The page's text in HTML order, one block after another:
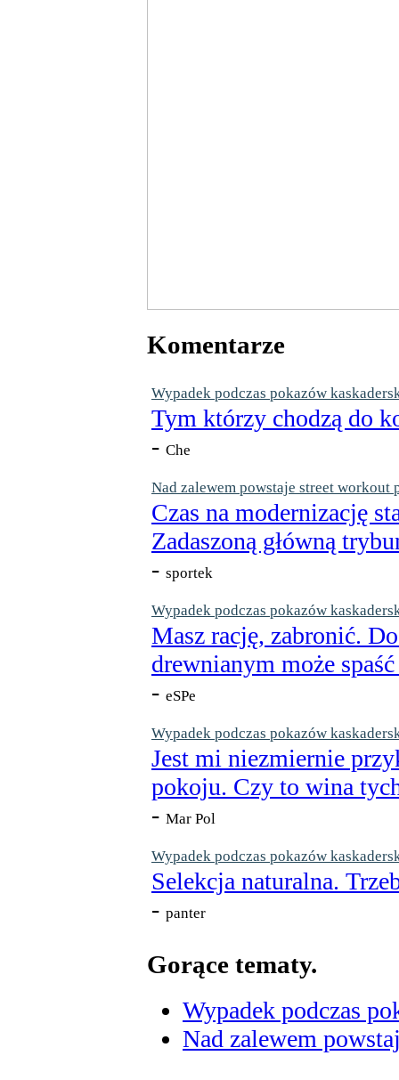
Komentarze
Wypadek podczas pokazów
Tym którzy chodzą do
- Che
Nad zalewem powstaje street workout
Czas na modernizację
Zadaszoną główną
- sportek
Wypadek podczas pokazów
Masz rację, zabronić.
drewnianym może
- eSPe
Wypadek podczas pokazów
Jest mi niezmiernie
pokoju. Czy to wina
- Mar Pol
Wypadek podczas pokazów
Selekcja naturalna.
- panter
Gorące tematy.
Wypadek podczas
Nad zalewem